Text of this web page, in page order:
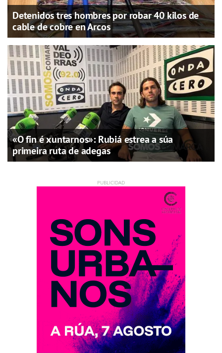
Detenidos tres hombres por robar 40 kilos de
cable de cobre en Arcos
«O fin é xuntarnos»: Rubiá estrea a súa
primeira ruta de adegas